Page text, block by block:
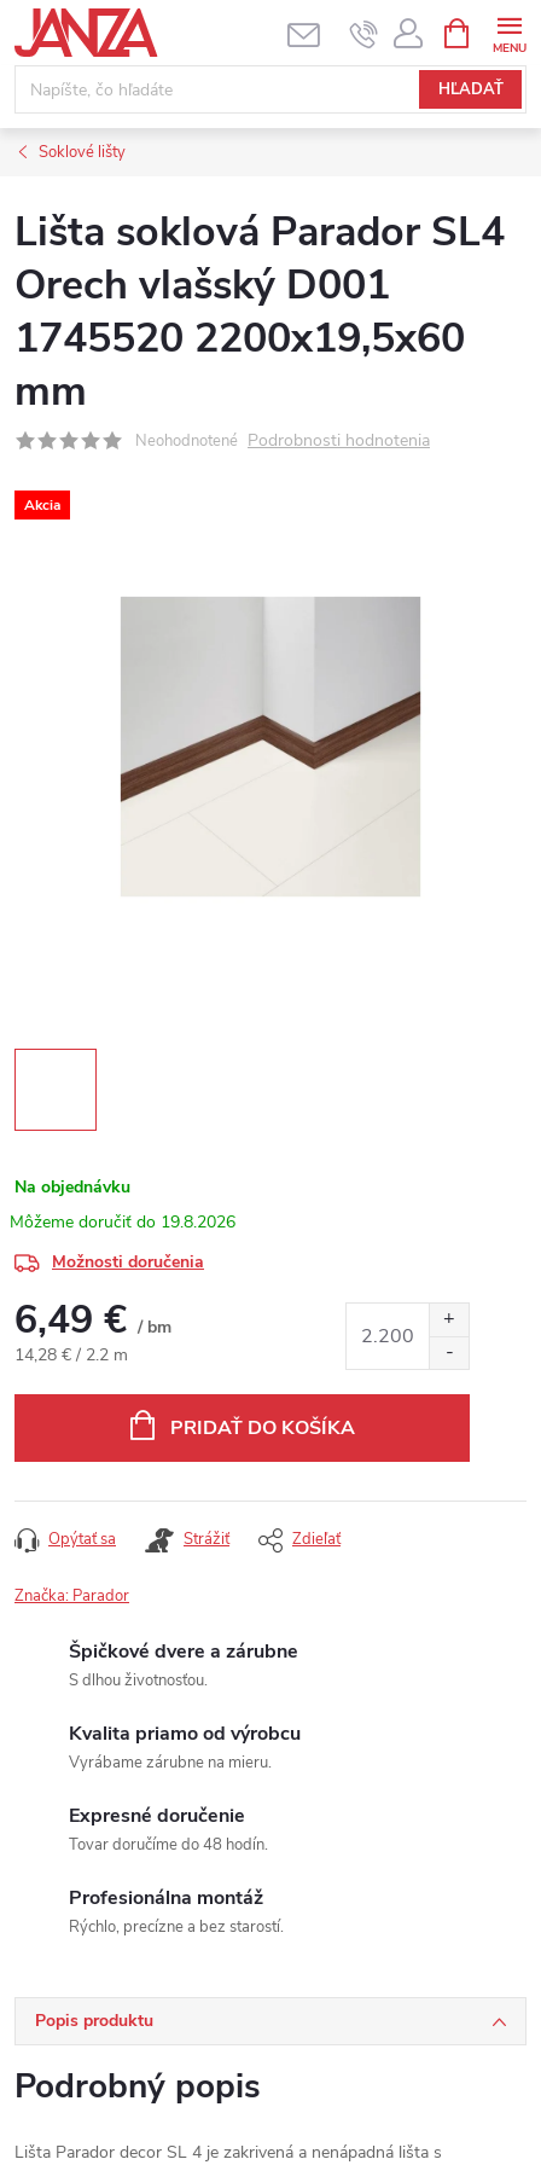
Prejsť na obsah
HĽADAŤ
Soklové lišty
Lišta soklová Parador SL4
Orech vlašský D001
1745520 2200x19,5x60
mm
Neohodnotené Podrobnosti hodnotenia
Akcia
Na objednávku
19.8.2026
Možnosti doručenia
6,49 € / bm
Jednotková cena:
14,28 € / 2.2 m
PRIDAŤ DO KOŠÍKA
Opýtať sa Strážiť Zdieľať
Značka: Parador
Špičkové dvere a zárubne
S dlhou životnosťou.
Kvalita priamo od výrobcu
Vyrábame zárubne na mieru.
Expresné doručenie
Tovar doručíme do 48 hodín.
Profesionálna montáž
Rýchlo, precízne a bez starostí.
Popis produktu
Podrobný popis
Lišta Parador decor SL 4 je zakrivená a nenápadná lišta s